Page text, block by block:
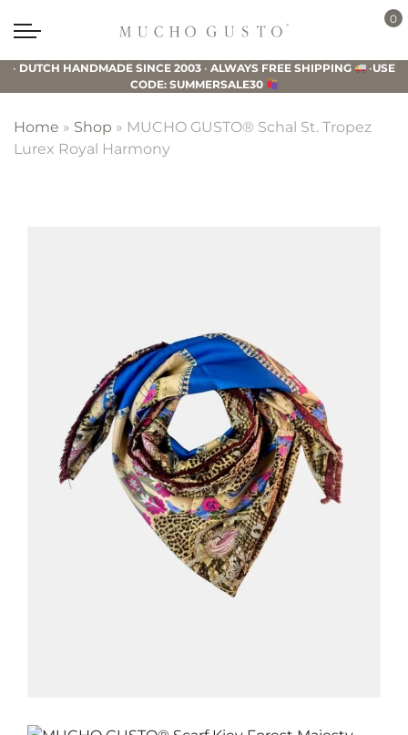
to
navigation
to
content
to
Gusto
0
• DUTCH HANDMADE SINCE 2003 • ALWAYS FREE SHIPPING •USE
CODE: SUMMERSALE30
Home » Shop » MUCHO GUSTO® Schal St. Tropez
Lurex Royal Harmony